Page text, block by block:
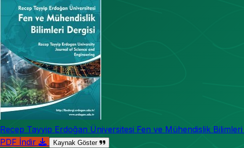
Recep Tayyip Erdoğan Üniversitesi Fen ve Mühendislik Bilimleri
PDF İndir
Kaynak Göster